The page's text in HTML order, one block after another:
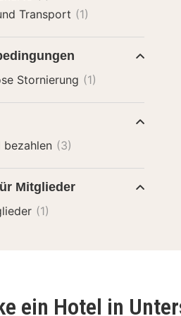
Transport (1)
Stornierung (1)
bezahlen (3)
Mitglieder
(1)
ein Hotel in